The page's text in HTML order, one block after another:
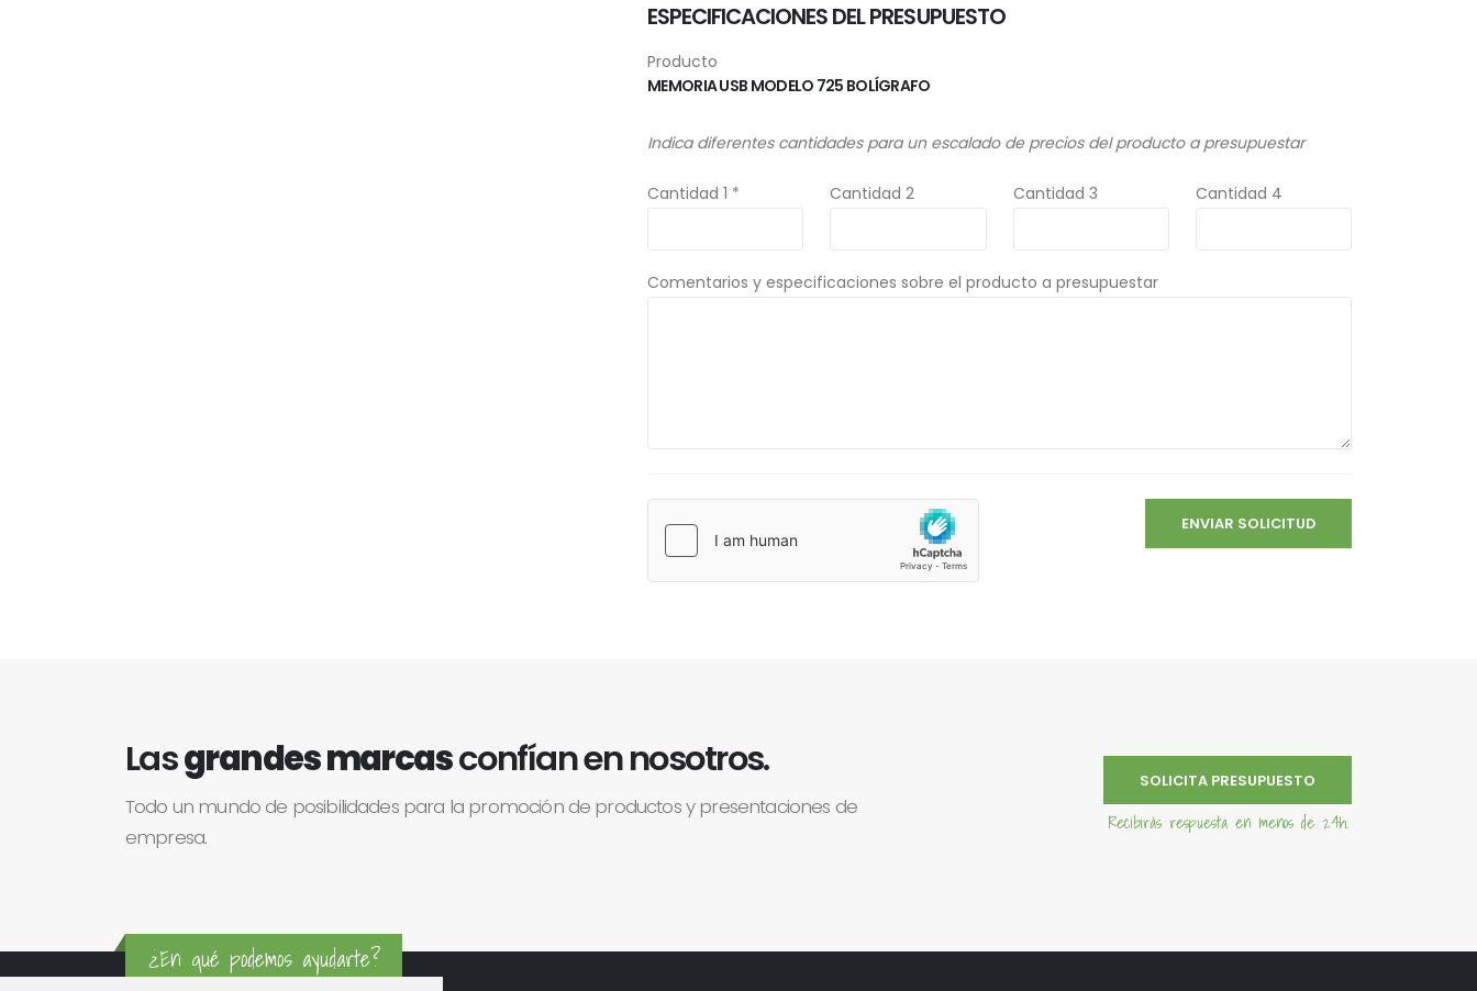
ESPECIFICACIONES DEL PRESUPUESTO
Producto
MEMORIA USB MODELO 725 BOLÍGRAFO
Indica diferentes cantidades para un escalado de precios del producto a presupuestar
Cantidad 1 * Cantidad 2 Cantidad 3 Cantidad 4
Comentarios y especificaciones sobre el producto a presupuestar
Lasgrandes marcasconfían en nosotros.
Todo un mundo de posibilidades para la promoción de productos y presentaciones de
empresa.
SOLICITA PRESUPUESTO
Recibirás respuesta en menos de 24h.
¿En qué podemos ayudarte?